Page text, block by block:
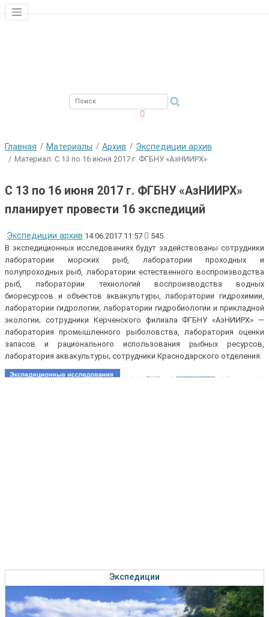
Главная Материалы Архив Экспедиции архив
Материал: С 13 по 16 июня 2017 г. ФГБНУ «АзНИИРХ»
С 13 по 16 июня 2017 г. ФГБНУ «АзНИИРХ»
планирует провести 16 экспедиций
Экспедиции архив 14.06.2017 11:57
545
В экспедиционных исследованиях будут задействованы сотрудники
лаборатории морских рыб, лаборатории проходных и
полупроходных рыб, лаборатории естественного воспроизводства
рыб, лаборатории технологий воспроизводства водных
биоресурсов и объектов аквакультуры, лаборатории гидрохимии,
лаборатории гидрологии, лаборатории гидробиологии и прикладной
экологии; сотрудники Керченского филиала ФГБНУ «АзНИИРХ» —
лаборатория промышленного рыболовства, лаборатория оценки
запасов и рационального использования рыбных ресурсов,
лаборатория аквакультуры; сотрудники Краснодарского отделения.
Экспедиции